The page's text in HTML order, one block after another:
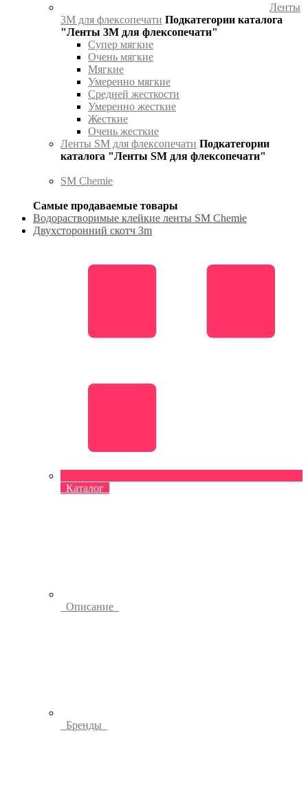
Ленты
3М для флексопечати Подкатегории каталога
"Ленты 3М для флексопечати"
Супер мягкие
Очень мягкие
Мягкие
Умеренно мягкие
Средней жесткости
Умеренно жесткие
Жесткие
Очень жесткие
Ленты SM для флексопечати Подкатегории
каталога "Ленты SM для флексопечати"
SM Chemie
Самые продаваемые товары
Водорастворимые клейкие ленты SM Chemie
Двухсторонний скотч 3m
Каталог
Описание
Бренды